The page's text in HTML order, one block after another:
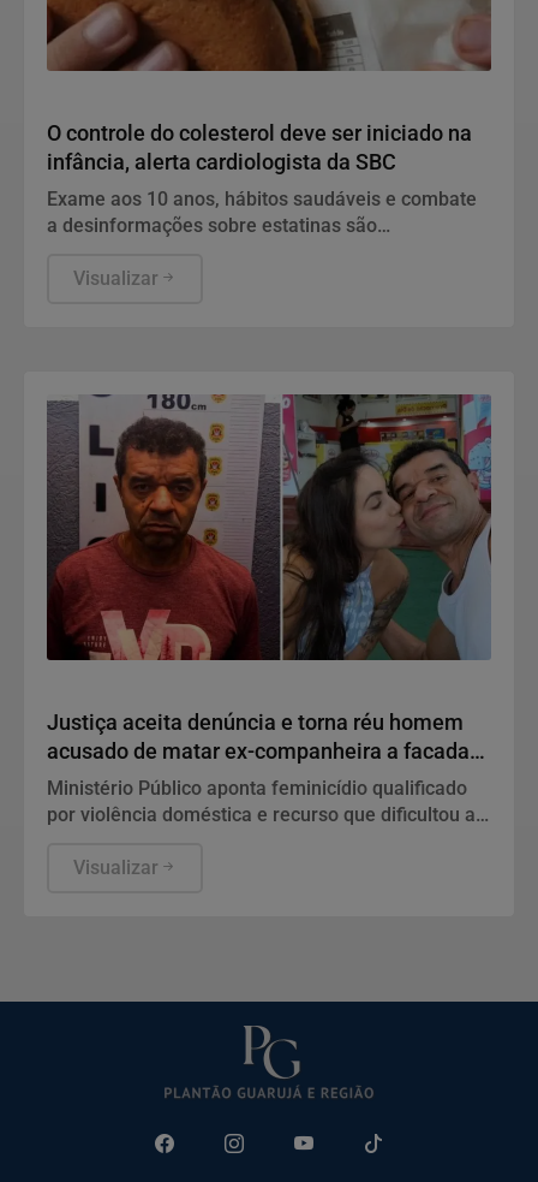
O controle do colesterol deve ser iniciado na
infância, alerta cardiologista da SBC
Exame aos 10 anos, hábitos saudáveis e combate
a desinformações sobre estatinas são
coração.
Visualizar
Justiça aceita denúncia e torna réu homem
acusado de matar ex-companheira a facadas
em São Vicente
Ministério Público aponta feminicídio qualificado
por violência doméstica e recurso que dificultou a
Visualizar